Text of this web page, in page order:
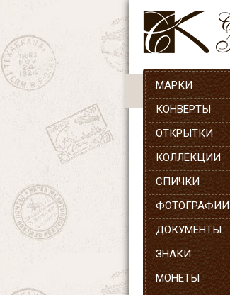
МАРКИ
КОНВЕРТЫ
ОТКРЫТКИ
КОЛЛЕКЦИИ
СПИЧКИ
ФОТОГРАФИИ
ДОКУМЕНТЫ
ЗНАКИ
МОНЕТЫ